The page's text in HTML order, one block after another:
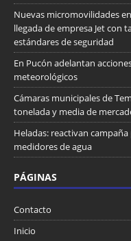
Nuevas micromovilidades
llegada de empresa Jet con
estándares de seguridad
En Pucón adelantan
meteorológicos
Cámaras municipales de
tonelada y media de
Heladas: reactivan
medidores de agua
PÁGINAS
Contacto
Inicio